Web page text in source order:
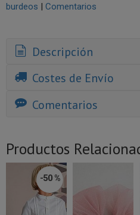
burdeos | Comentarios
Descripción
Costes de Envío
Comentarios
Productos
-50 %